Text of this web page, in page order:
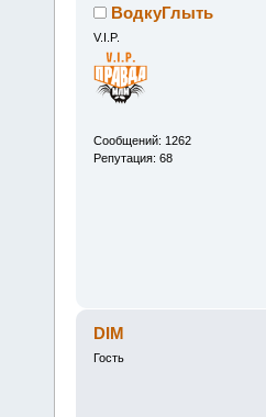
ВодкуГлыть
V.I.P.
Сообщений: 1262
Репутация: 68
DIM
Гость